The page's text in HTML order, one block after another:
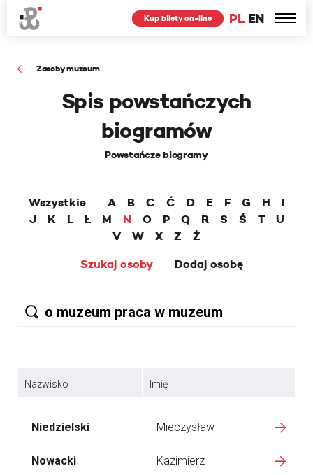
PL EN
Kup bilety on-line
Zasoby muzeum
Spis powstańczych
biogramów
Powstańcze biogramy
Wszystkie A B C Ć D E F G H
I
J
K L Ł M N O P Q R S Ś T
U
V
W X Z
Ż
Szukaj osoby
Dodaj osobę
Nazwisko Imię
Niedzielski Mieczysław
Nowacki Kazimierz